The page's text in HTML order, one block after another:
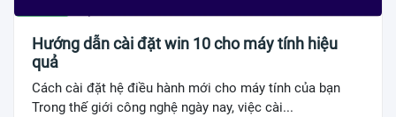
Hướng dẫn cài đặt win 10 cho máy tính hiệu
quả
Cách cài đặt hệ điều hành mới cho máy tính của bạn
Trong thế giới công nghệ ngày nay, việc cài...